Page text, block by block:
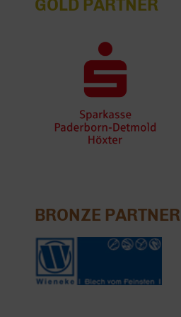
GOLD PARTNER
BRONZE PARTNER